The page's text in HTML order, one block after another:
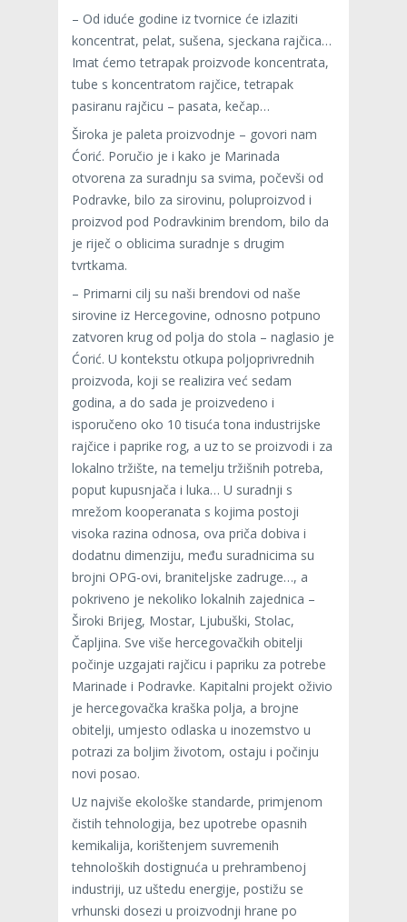
– Od iduće godine iz tvornice će izlaziti
koncentrat, pelat, sušena, sjeckana rajčica…
Imat ćemo tetrapak proizvode koncentrata,
tube s koncentratom rajčice, tetrapak
pasiranu rajčicu – pasata, kečap…
Široka je paleta proizvodnje – govori nam
Ćorić. Poručio je i kako je Marinada
otvorena za suradnju sa svima, počevši od
Podravke, bilo za sirovinu, poluproizvod i
proizvod pod Podravkinim brendom, bilo da
je riječ o oblicima suradnje s drugim
tvrtkama.
– Primarni cilj su naši brendovi od naše
sirovine iz Hercegovine, odnosno potpuno
zatvoren krug od polja do stola – naglasio je
Ćorić. U kontekstu otkupa poljoprivrednih
proizvoda, koji se realizira već sedam
godina, a do sada je proizvedeno i
isporučeno oko 10 tisuća tona industrijske
rajčice i paprike rog, a uz to se proizvodi i za
lokalno tržište, na temelju tržišnih potreba,
poput kupusnjača i luka… U suradnji s
mrežom kooperanata s kojima postoji
visoka razina odnosa, ova priča dobiva i
dodatnu dimenziju, među suradnicima su
brojni OPG-ovi, braniteljske zadruge…, a
pokriveno je nekoliko lokalnih zajednica –
Široki Brijeg, Mostar, Ljubuški, Stolac,
Čapljina. Sve više hercegovačkih obitelji
počinje uzgajati rajčicu i papriku za potrebe
Marinade i Podravke. Kapitalni projekt oživio
je hercegovačka kraška polja, a brojne
obitelji, umjesto odlaska u inozemstvo u
potrazi za boljim životom, ostaju i počinju
novi posao.
Uz najviše ekološke standarde, primjenom
čistih tehnologija, bez upotrebe opasnih
kemikalija, korištenjem suvremenih
tehnoloških dostignuća u prehrambenoj
industriji, uz uštedu energije, postižu se
vrhunski dosezi u proizvodnji hrane po